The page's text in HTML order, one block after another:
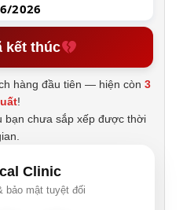
2026
kết thúc
hàng đầu tiên — hiện còn3
!
bạn chưa sắp xếp được thời
Clinic
bảo mật tuyệt đối